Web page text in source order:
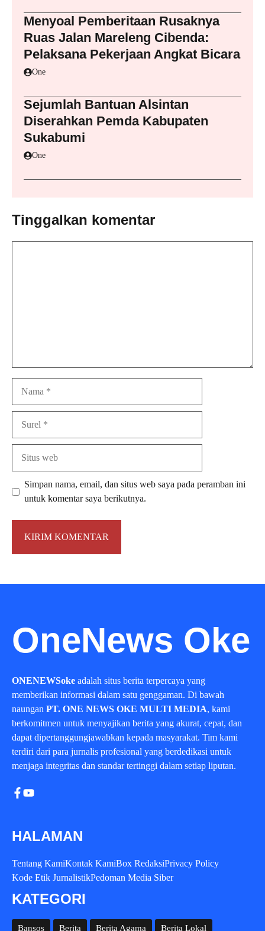
Menyoal Pemberitaan Rusaknya
Ruas Jalan Mareleng Cibenda:
Pelaksana Pekerjaan Angkat Bicara
One
Sejumlah Bantuan Alsintan
Diserahkan Pemda Kabupaten
Sukabumi
One
Tinggalkan komentar
Simpan nama, email, dan situs web saya pada peramban ini
untuk komentar saya berikutnya.
OneNews Oke
ONENEWSoke adalah situs berita terpercaya yang
memberikan informasi dalam satu genggaman. Di bawah
naungan PT. ONE NEWS OKE MULTI MEDIA, kami
berkomitmen untuk menyajikan berita yang akurat, cepat, dan
dapat dipertanggungjawabkan kepada masyarakat. Tim kami
terdiri dari para jurnalis profesional yang berdedikasi untuk
menjaga integritas dan standar tertinggi dalam setiap liputan.
HALAMAN
Tentang KamiKontak KamiBox RedaksiPrivacy Policy
Kode Etik JurnalistikPedoman Media Siber
KATEGORI
Bansos Berita Berita Agama Berita Lokal